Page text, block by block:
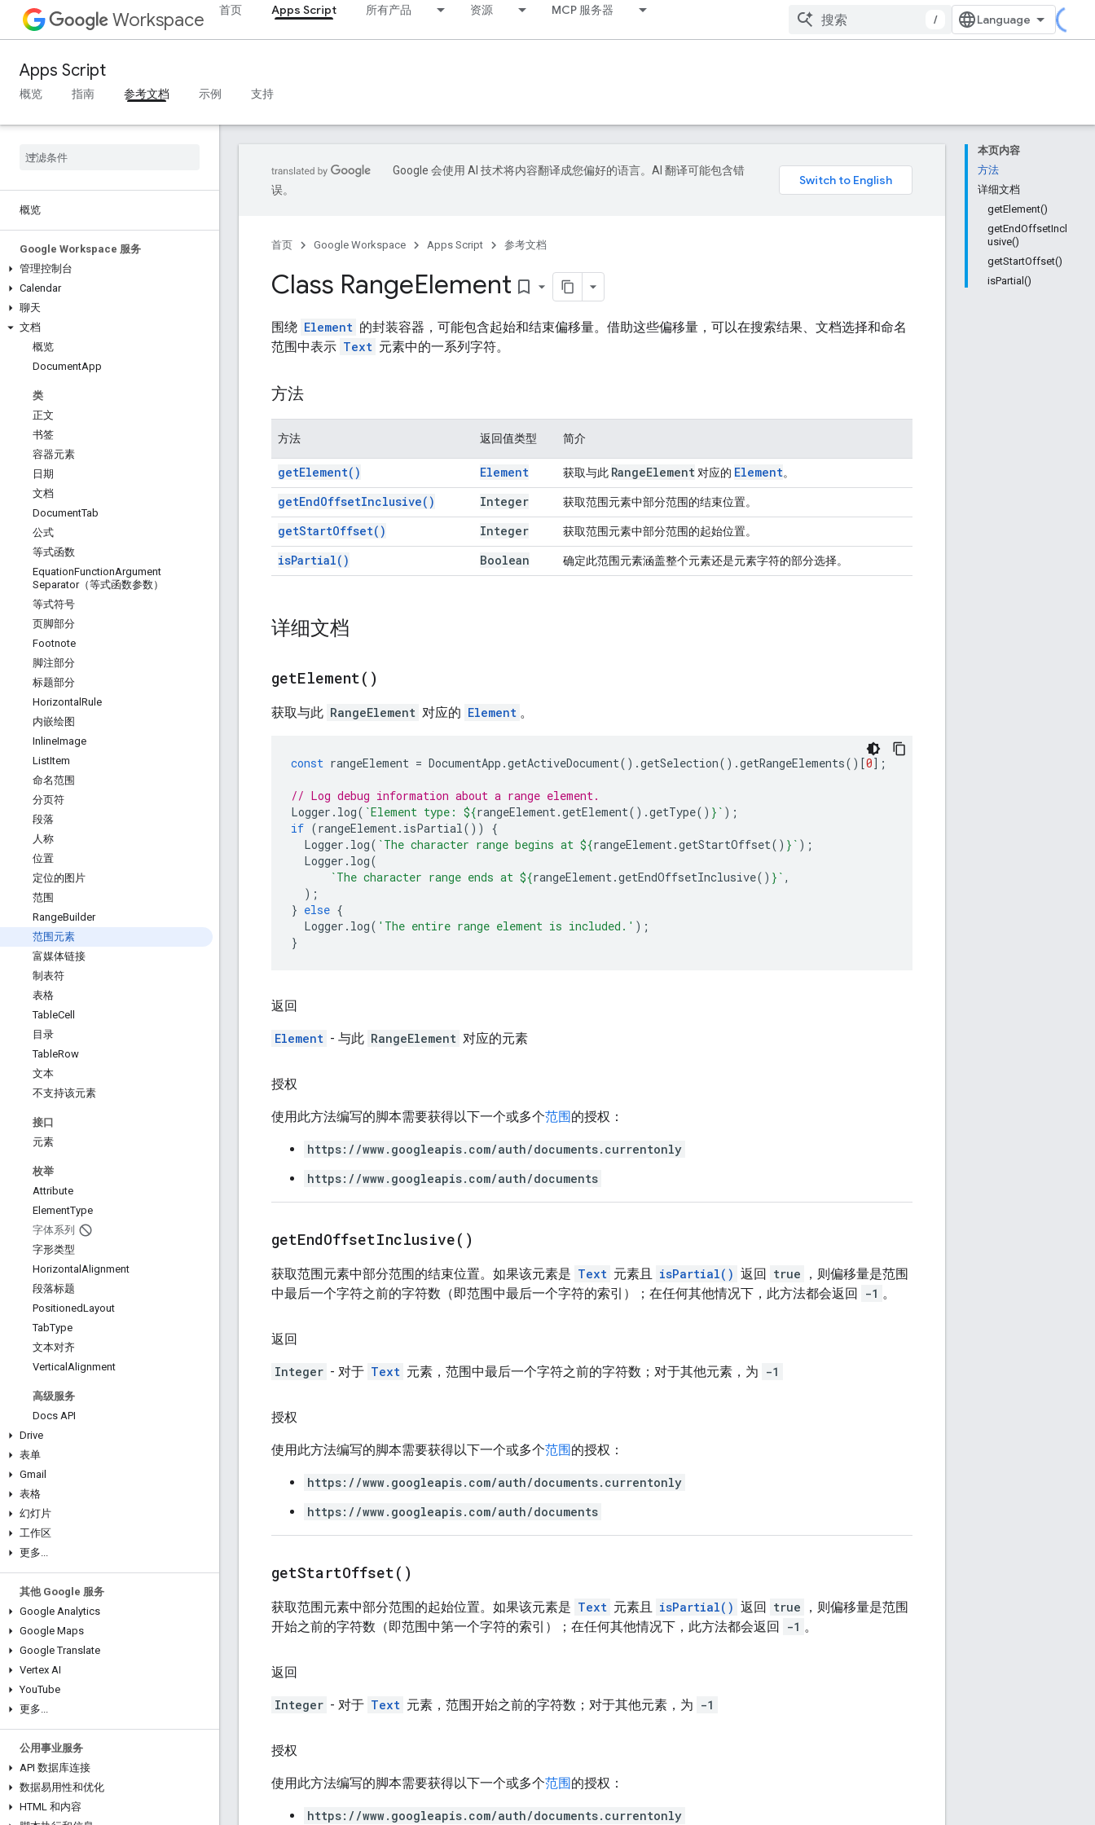
Workspace 首页 Apps Script 所有产品 资源 MCP 服务器
/
Apps Script
概览 指南 参考文档 示例 支持
概览
Google Workspace 服务
管理控制台
Calendar
聊天
文档
概览
DocumentApp
类
正文
书签
容器元素
日期
文档
DocumentTab
公式
等式函数
EquationFunctionArgument
Separator（等式函数参数）
等式符号
页脚部分
Footnote
脚注部分
标题部分
Horizontal Rule
内嵌绘图
InlineImage
ListItem
命名范围
分页符
段落
人称
位置
定位的图片
范围
RangeBuilder
范围元素
富媒体链接
制表符
表格
TableCell
目录
TableRow
文本
不支持该元素
接口
元素
枚举
Attribute
ElementType
字体系列
字形类型
Horizontal Alignment
段落标题
PositionedLayout
TabType
文本对齐
Vertical Alignment
高级服务
Docs API
Drive
表单
Gmail
表格
幻灯片
工作区
更多...
其他 Google 服务
Google Analytics
Google Maps
Google Translate
Vertex AI
YouTube
更多...
公用事业服务
API 数据库连接
数据易用性和优化
HTML 和内容
本页内容
方法
详细文档
getElement()
getEndOffsetIncl
usive()
getStartOffset()
isPartial()
Google 会使用 AI 技术将内容翻译成您偏好的语言。AI 翻译可能包含错
误。
首页 Google Workspace Apps Script 参考文档
Class RangeElement bookmark_border
围绕 Element 的封装容器，可能包含起始和结束偏移量。借助这些偏移量，可以在搜索结果、文档选择和命名
范围中表示 Text 元素中的一系列字符。
方法
方法 返回值类型 简介
getElement( ) Element 获取与此 RangeElement 对应的 Element。
getEndOffsetInclusive( ) Integer 获取范围元素中部分范围的结束位置。
getStartOffset( ) Integer 获取范围元素中部分范围的起始位置。
isPartial( ) Boolean 确定此范围元素涵盖整个元素还是元素字符的部分选择。
详细文档
getElement( )
获取与此 RangeElement 对应的 Element 。
const rangeElement = DocumentApp .getActiveDocument().getSelection().getRangeElements()[0];
// Log debug information about a range element.
Logger . log( `Element type: ${rangeElement.getElement().getType() } ` );
if (rangeElement. isPartial())
{
Logger . log( `The character range begins at ${rangeElement.getStartOffset() } ` );
Logger . log(
`The character range ends at ${rangeElement.getEndOffsetInclusive() } ` ,
);
} else {
Logger . log( 'The entire range element is included.' );
}
返回
Element - 与此 RangeElement 对应的元素
授权
使用此方法编写的脚本需要获得以下一个或多个范围的授权：
https://www.googleapis.com/auth/documents.currentonly
https://www.googleapis.com/auth/documents
getEndOffsetInclusive( )
获取范围元素中部分范围的结束位置。如果该元素是 Text 元素且 isPartial() 返回 true
，则偏移量是范围
中最后一个字符之前的字符数（即范围中最后一个字符的索引）；在任何其他情况下，此方法都会返回
-1 。
返回
Integer - 对于 Text 元素，范围中最后一个字符之前的字符数；对于其他元素，为 -1
授权
使用此方法编写的脚本需要获得以下一个或多个范围的授权：
https://www.googleapis.com/auth/documents.currentonly
https://www.googleapis.com/auth/documents
getStartOffset( )
获取范围元素中部分范围的起始位置。如果该元素是 Text 元素且 isPartial() 返回 true
，则偏移量是范围
开始之前的字符数（即范围中第一个字符的索引）；在任何其他情况下，此方法都会返回
-1 。
返回
Integer - 对于 Text 元素，范围开始之前的字符数；对于其他元素，为 -1
授权
使用此方法编写的脚本需要获得以下一个或多个范围的授权：
https://www.googleapis.com/auth/documents.currentonly